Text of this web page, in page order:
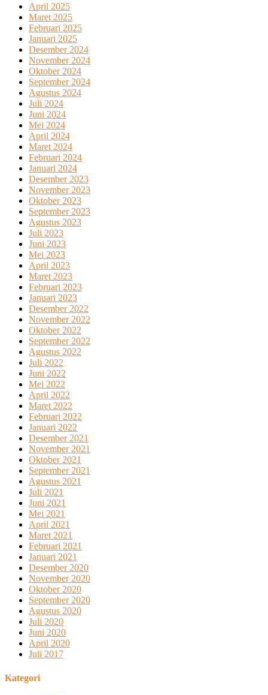
April 2025
Maret 2025
Februari 2025
Januari 2025
Desember 2024
November 2024
Oktober 2024
September 2024
Agustus 2024
Juli 2024
Juni 2024
Mei 2024
April 2024
Maret 2024
Februari 2024
Januari 2024
Desember 2023
November 2023
Oktober 2023
September 2023
Agustus 2023
Juli 2023
Juni 2023
Mei 2023
April 2023
Maret 2023
Februari 2023
Januari 2023
Desember 2022
November 2022
Oktober 2022
September 2022
Agustus 2022
Juli 2022
Juni 2022
Mei 2022
April 2022
Maret 2022
Februari 2022
Januari 2022
Desember 2021
November 2021
Oktober 2021
September 2021
Agustus 2021
Juli 2021
Juni 2021
Mei 2021
April 2021
Maret 2021
Februari 2021
Januari 2021
Desember 2020
November 2020
Oktober 2020
September 2020
Agustus 2020
Juli 2020
Juni 2020
April 2020
Juli 2017
Kategori